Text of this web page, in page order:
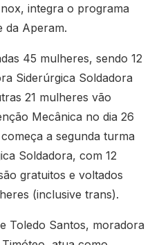
integra o programa
da Aperam.
45 mulheres, sendo 12
Siderúrgica Soldadora
21 mulheres vão
Mecânica no dia 26
a segunda turma
Soldadora, com 12
gratuitos e voltados
(inclusive trans).
Toledo Santos, moradora